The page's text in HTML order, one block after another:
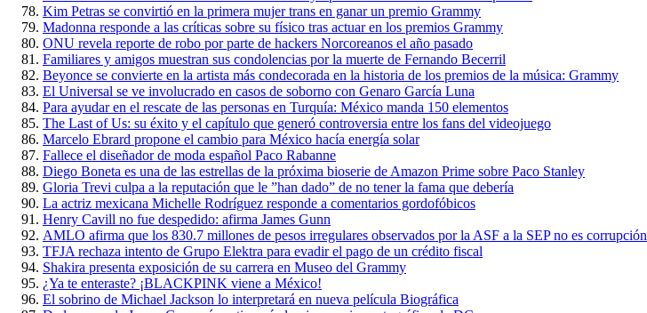
Kim Petras se convirtió en la primera mujer trans en ganar un premio Grammy
Madonna responde a las críticas sobre su físico tras actuar en los premios Grammy
ONU revela reporte de robo por parte de hackers Norcoreanos el año pasado
Familiares y amigos muestran sus condolencias por la muerte de Fernando Becerril
Beyonce se convierte en la artista más condecorada en la historia de los premios de la música: Grammy
El Universal se ve involucrado en casos de soborno con Genaro García Luna
Para ayudar en el rescate de las personas en Turquía: México manda 150 elementos
The Last of Us: su éxito y el capítulo que generó controversia entre los fans del videojuego
Marcelo Ebrard propone el cambio para México hacía energía solar
Fallece el diseñador de moda español Paco Rabanne
Diego Boneta es una de las estrellas de la próxima bioserie de Amazon Prime sobre Paco Stanley
Gloria Trevi culpa a la reputación que le ”han dado” de no tener la fama que debería
La actriz mexicana Michelle Rodríguez responde a comentarios gordofóbicos
Henry Cavill no fue despedido: afirma James Gunn
AMLO afirma que los 830.7 millones de pesos irregulares observados por la ASF a la SEP no es corrupción
TFJA rechaza intento de Grupo Elektra para evadir el pago de un crédito fiscal
Shakira presenta exposición de su carrera en Museo del Grammy
¿Ya te enteraste? ¡BLACKPINK viene a México!
El sobrino de Michael Jackson lo interpretará en nueva película Biográfica